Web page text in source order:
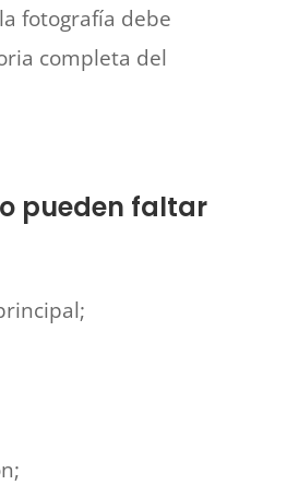
fotografía debe
completa del
pueden faltar